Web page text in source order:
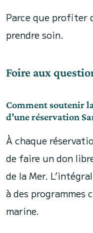
Parce que profiter
prendre soin.
Foire aux
Comment soutenir
d’une réservation
À chaque
de faire un don
de la Mer.
à des
marine.